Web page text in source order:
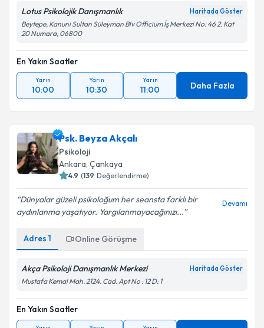
Lotus Psikolojik Danışmanlık Haritada Göster
Beytepe, Kanuni Sultan Süleyman Blv Officium İş Merkezi No: 46 2. Kat
20 Numara, 06800
En Yakın Saatler
Yarın
10:00
Yarın
10:30
Yarın
11:00 Daha Fazla
Psk. Beyza Akçalı
Psikoloji
Ankara, Çankaya
4.9 (139 Değerlendirme)
Dünyalar güzeli psikoloğum her seansta farklı bir
aydınlanma yaşatıyor. Yargılanmayacağınızı...
Devamı
Adres 1 Online Görüşme
Akça Psikoloji Danışmanlık Merkezi Haritada Göster
Mustafa Kemal Mah. 2124. Cad. Apt No : 12 D: 1
En Yakın Saatler